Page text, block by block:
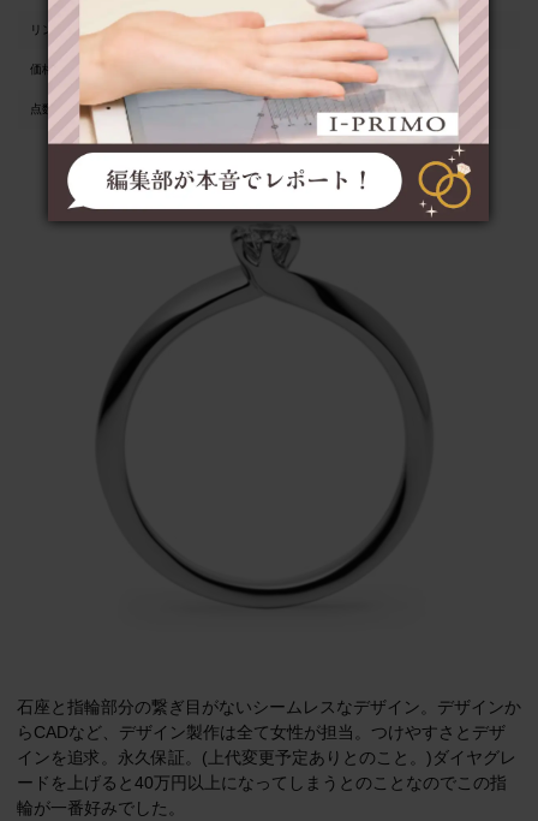
リング地金 950pt
価格 290,000円（税抜）
点数（※） 810点
石座と指輪部分の繋ぎ目がないシームレスなデザイン。デザインか
らCADなど、デザイン製作は全て女性が担当。つけやすさとデザ
インを追求。永久保証。(上代変更予定ありとのこと。)ダイヤグレ
ードを上げると40万円以上になってしまうとのことなのでこの指
輪が一番好みでした。